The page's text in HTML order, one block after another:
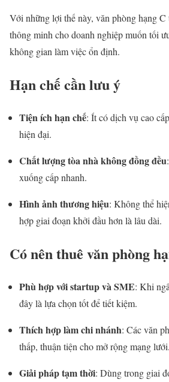
Với những lợi thế này, văn phòng hạng
thông minh cho doanh nghiệp muốn tối
không gian làm việc ổn định.
Hạn chế cần lưu ý
Tiện ích hạn chế: Ít có dịch vụ cao
hiện đại.
Chất lượng tòa nhà không đồng đều
xuống cấp nhanh.
Hình ảnh thương hiệu: Không thể
hợp giai đoạn khởi đầu hơn là lâu dài.
Có nên thuê văn phòng
Phù hợp với startup và SME: Khi
đây là lựa chọn tốt để tiết kiệm.
Thích hợp làm chi nhánh: Các văn
thấp, thuận tiện cho mở rộng mạng lưới.
Giải pháp tạm thời: Dùng trong giai